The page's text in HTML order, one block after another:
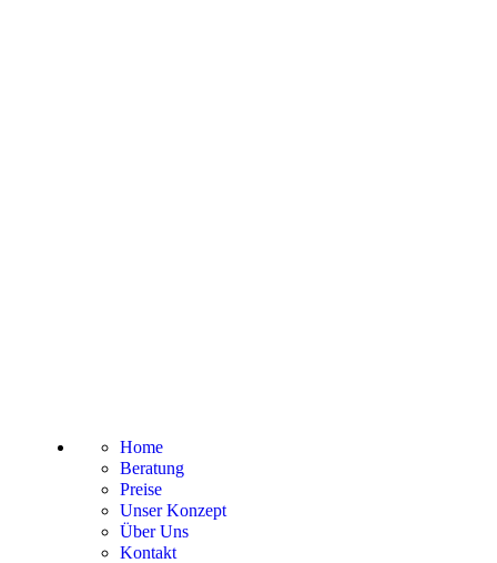
Home
Beratung
Preise
Unser Konzept
Über Uns
Kontakt